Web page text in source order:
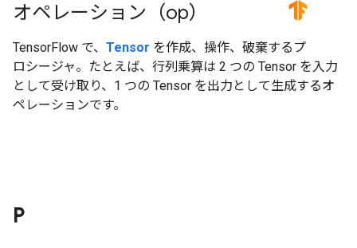
オペレーション（op） #TensorFlow
TensorFlow で、 Tensor を作成、操作、破棄するプ
ロシージャ。たとえば、行列乗算は 2 つの Tensor を入力
として受け取り、1 つの Tensor を出力として生成するオ
ペレーションです。
P